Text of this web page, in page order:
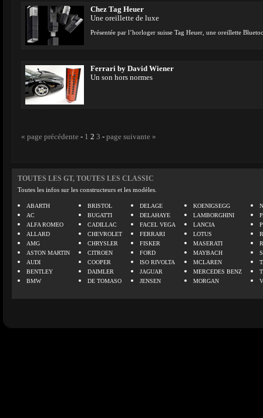
Chez Tag Heuer
Une oreillette de luxe
Présentée par l’horloger suisse Tag Heuer, une oreillette
Ferrari by David Wiener
Un son hors normes
« page précédente - 1 2 3 - page suivante »
TOUTES LES GT, TOUTES LES CLASSIC
Toutes les infos sur les constructeurs et les modèles.
ABARTH
AC
ALFA ROMEO
ALLARD
AMG
ASTON MARTIN
AUDI
BENTLEY
BMW
BRISTOL
BUGATTI
CADILLAC
CHEVROLET
CHRYSLER
CITROEN
COOPER
DAIMLER
DE TOMASO
DELAGE
DELAHAYE
FACEL VEGA
FERRARI
FISKER
FORD
ISO RIVOLTA
JAGUAR
JENSEN
KOENIGSEGG
LAMBORGHINI
LANCIA
LOTUS
MASERATI
MAYBACH
MCLAREN
MERCEDES BENZ
MORGAN